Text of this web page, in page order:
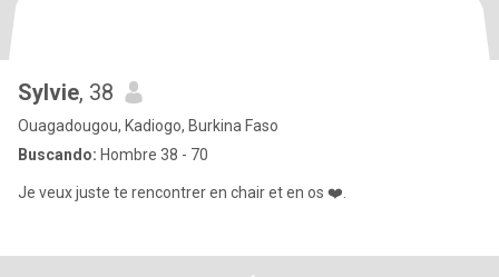
Sylvie, 38
Ouagadougou, Kadiogo, Burkina Faso
Buscando: Hombre 38 - 70
Je veux juste te rencontrer en chair et en os ❤️.